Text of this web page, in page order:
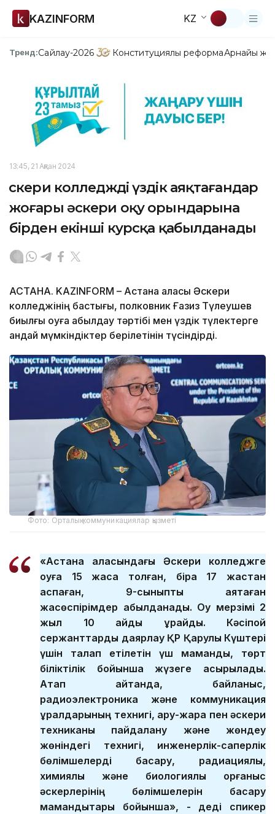
KAZINFORM KZ
Тренд:Сайлау-2026 Конституциялық реформаАрнайы
13:45, 21 Ақпан 2024
Әскери колледжді үздік аяқтағандар
жоғары әскери оқу орындарына
бірден екінші курсқа қабылданады
АСТАНА. KAZINFORM – Астана қаласы Әскери
колледжінің бастығы, полковник Ғазиз Түлеушев
биылғы оқуға қабылдау тәртібі мен үздік түлектерге
қандай мүмкіндіктер берілетінін түсіндірді.
Фото: Орталық коммуникациялар қызметі
«Астана қаласындағы Әскери колледжге
оқуға 15 жасқа толған, бірақ 17 жастан
аспаған, 9-сыныпты аяқтаған
жасөспірімдер қабылданады. Оқу мерзімі 2
жыл 10 айды құрайды. Кәсіпқой
сержанттарды даярлау ҚР Қарулы Күштері
үшін талап етілетін үш мамандық, төрт
біліктілік бойынша жүзеге асырылады.
Атап айтқанда, байланыс,
радиоэлектроника және коммуникация
құралдарының технигі, қару-жарақ пен әскери
техниканы пайдалану және жөндеу
жөніндегі технигі, инженерлік-саперлік
бөлімшелерді басқару, радиациялық,
химиялық және биологиялық қорғаныс
әскерлерінің бөлімшелерін басқару
мамандықтары бойынша», - деді спикер